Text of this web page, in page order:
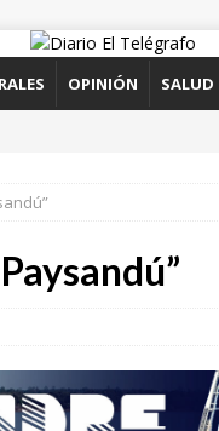
OPINIÓN SALUD